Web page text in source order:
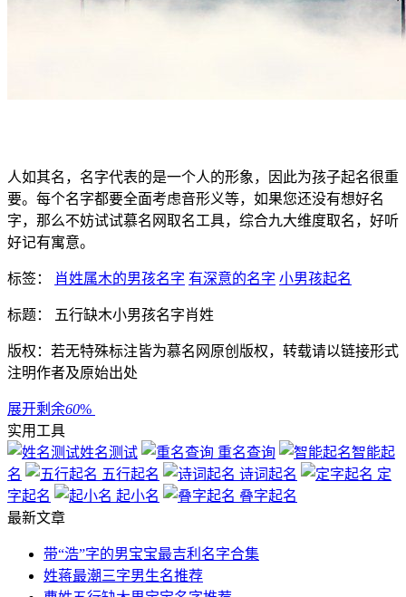
人如其名，名字代表的是一个人的形象，因此为孩子起名很重
要。每个名字都要全面考虑音形义等，如果您还没有想好名
字，那么不妨试试慕名网取名工具，综合九大维度取名，好听
好记有寓意。
标签： 肖姓属木的男孩名字 有深意的名字 小男孩起名
标题： 五行缺木小男孩名字肖姓
版权：若无特殊标注皆为慕名网原创版权，转载请以链接形式
注明作者及原始出处
展开剩余60%
实用工具
姓名测试
重名查询
智能起
名
五行起名 诗词起名
定
字起名
起小名
叠字起名
最新文章
带“浩”字的男宝宝最吉利名字合集
姓蒋最潮三字男生名推荐